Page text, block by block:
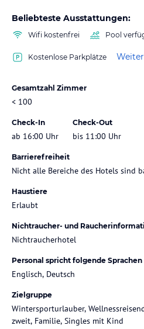
Beliebteste Ausstattungen:
Wifi kostenfrei Pool
Kostenlose Parkplätze
Gesamtzahl Zimmer
< 100
Check-In
ab 16:00 Uhr
Check-Out
bis 11:00 Uhr
Barrierefreiheit
Nicht alle Bereiche des Hotels sind
Haustiere
Erlaubt
Nichtraucher- und
Nichtraucherhotel
Personal spricht folgende Sprachen
Englisch, Deutsch
Zielgruppe
Wintersporturlauber,
zweit, Familie, Singles mit Kind